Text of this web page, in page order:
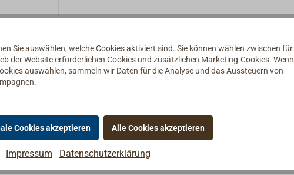
ist von
Stahl,
den
Sie auswählen, welche Cookies aktiviert sind. Sie können wählen zwischen für
der Website erforderlichen Cookies und zusätzlichen Marketing-Cookies. Wenn
auswählen, sammeln wir Daten für die Analyse und das Aussteuern von
Cookies akzeptieren Alle Cookies akzeptieren
Impressum Datenschutzerklärung